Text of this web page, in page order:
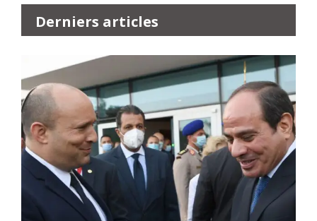
Derniers articles